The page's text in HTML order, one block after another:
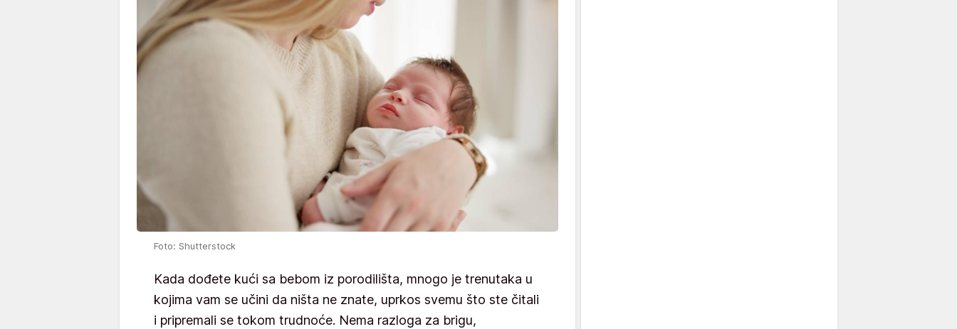
Foto: Shutterstock
Kada dođete kući sa bebom iz porodilišta, mnogo je trenutaka u
kojima vam se učini da ništa ne znate, uprkos svemu što ste čitali
i pripremali se tokom trudnoće. Nema razloga za brigu,